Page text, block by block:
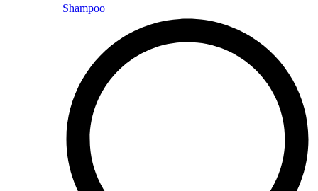
Shampoo